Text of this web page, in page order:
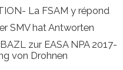
La FSAM y répond
SMV hat Antworten
zur EASA NPA 2017-
von Drohnen